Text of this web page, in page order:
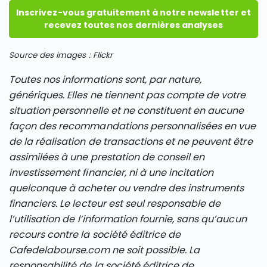
Inscrivez-vous gratuitement à notre newsletter et
recevez toutes nos dernières analyses
Source des images : Flickr
Toutes nos informations sont, par nature,
génériques. Elles ne tiennent pas compte de votre
situation personnelle et ne constituent en aucune
façon des recommandations personnalisées en vue
de la réalisation de transactions et ne peuvent être
assimilées à une prestation de conseil en
investissement financier, ni à une incitation
quelconque à acheter ou vendre des instruments
financiers. Le lecteur est seul responsable de
l’utilisation de l’information fournie, sans qu’aucun
recours contre la société éditrice de
Cafedelabourse.com ne soit possible. La